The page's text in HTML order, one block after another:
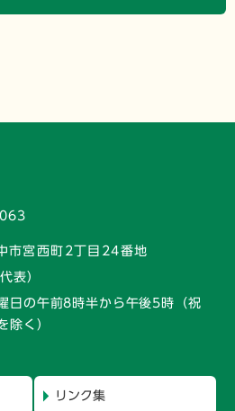
市宮西町2丁目24番地
表）
日の午前8時半から午後5時 （祝
除く）
リンク集